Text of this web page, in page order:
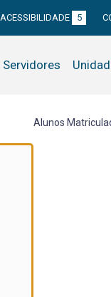
ACESSIBILIDADE 5
Servidores
Alunos